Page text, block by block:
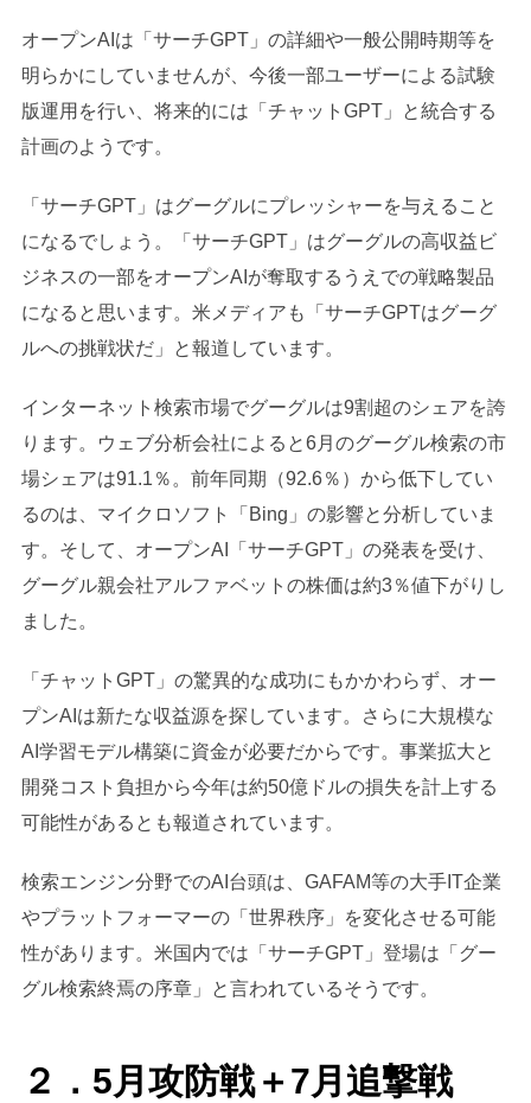
オープンAIは「サーチGPT」の詳細や一般公開時期等を
明らかにしていませんが、今後一部ユーザーによる試験
版運用を行い、将来的には「チャットGPT」と統合する
計画のようです。
「サーチGPT」はグーグルにプレッシャーを与えること
になるでしょう。「サーチGPT」はグーグルの高収益ビ
ジネスの一部をオープンAIが奪取するうえでの戦略製品
になると思います。米メディアも「サーチGPTはグーグ
ルへの挑戦状だ」と報道しています。
インターネット検索市場でグーグルは9割超のシェアを誇
ります。ウェブ分析会社によると6月のグーグル検索の市
場シェアは91.1％。前年同期（92.6％）から低下してい
るのは、マイクロソフト「Bing」の影響と分析していま
す。そして、オープンAI「サーチGPT」の発表を受け、
グーグル親会社アルファベットの株価は約3％値下がりし
ました。
「チャットGPT」の驚異的な成功にもかかわらず、オー
プンAIは新たな収益源を探しています。さらに大規模な
AI学習モデル構築に資金が必要だからです。事業拡大と
開発コスト負担から今年は約50億ドルの損失を計上する
可能性があるとも報道されています。
検索エンジン分野でのAI台頭は、GAFAM等の大手IT企業
やプラットフォーマーの「世界秩序」を変化させる可能
性があります。米国内では「サーチGPT」登場は「グー
グル検索終焉の序章」と言われているそうです。
２．5月攻防戦＋7月追撃戦